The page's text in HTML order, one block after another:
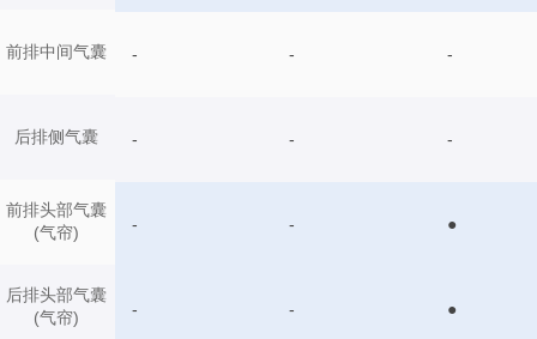
前排中间气囊
后排侧气囊
前排头部气囊
(气帘)
后排头部气囊
(气帘)
- - -
- - -
- - ●
- - ●